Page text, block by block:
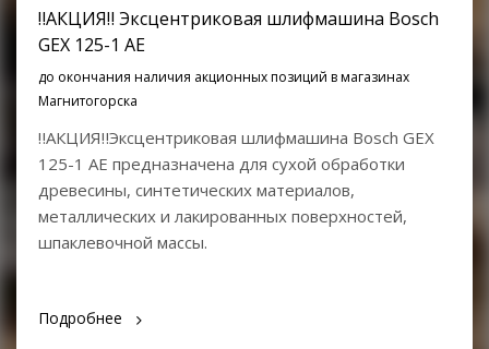
‼АКЦИЯ‼ Эксцентриковая шлифмашина Bosch
GEX 125-1 AE
до окончания наличия акционных позиций в магазинах
Магнитогорска
‼АКЦИЯ‼Эксцентриковая шлифмашина Bosch GEX
125-1 AE предназначена для сухой обработки
древесины, синтетических материалов,
металлических и лакированных поверхностей,
шпаклевочной массы.
Подробнее